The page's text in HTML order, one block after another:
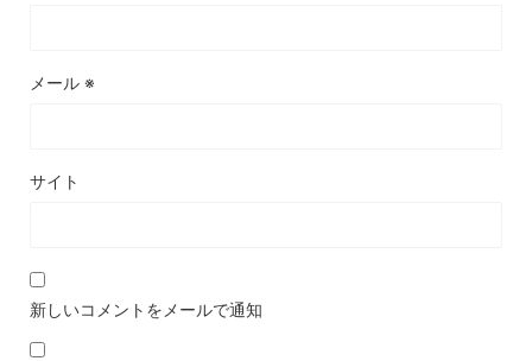
メール ※
サイト
新しいコメントをメールで通知